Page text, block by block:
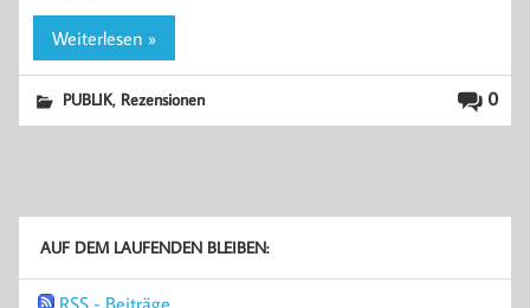
Weiterlesen »
0
PUBLIK, Rezensionen
AUF DEM LAUFENDEN BLEIBEN: